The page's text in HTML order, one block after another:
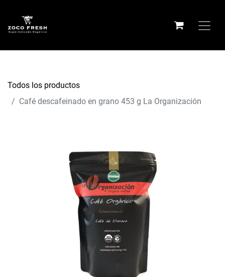
Todos los productos
Café descafeinado en grano 453 g La Organización